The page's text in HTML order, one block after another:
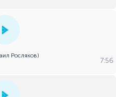
Росляков)
7:56